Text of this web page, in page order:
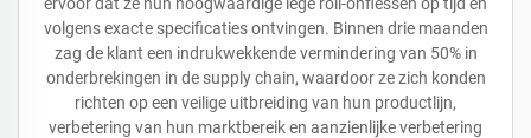
volgens exacte specificaties ontvingen. Binnen drie maanden
zag de klant een indrukwekkende vermindering van 50% in
onderbrekingen in de supply chain, waardoor ze zich konden
richten op een veilige uitbreiding van hun productlijn,
verbetering van hun marktbereik en aanzienlijke verbetering